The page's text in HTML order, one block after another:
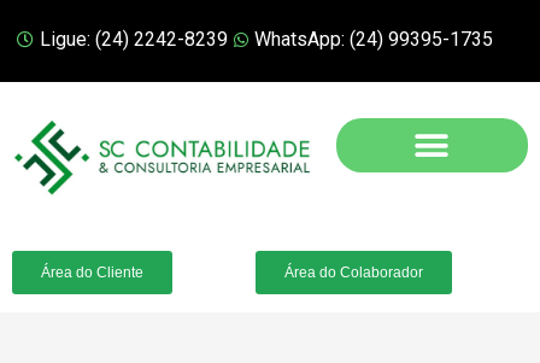
Ligue: (24) 2242-8239 WhatsApp: (24) 99395-1735
Área do Cliente Área do Colaborador